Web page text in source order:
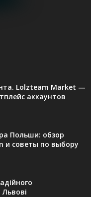
Lolzteam Market —
аккаунтов
Польши: обзор
и советы по выбору